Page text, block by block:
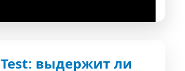
Test: выдержит ли